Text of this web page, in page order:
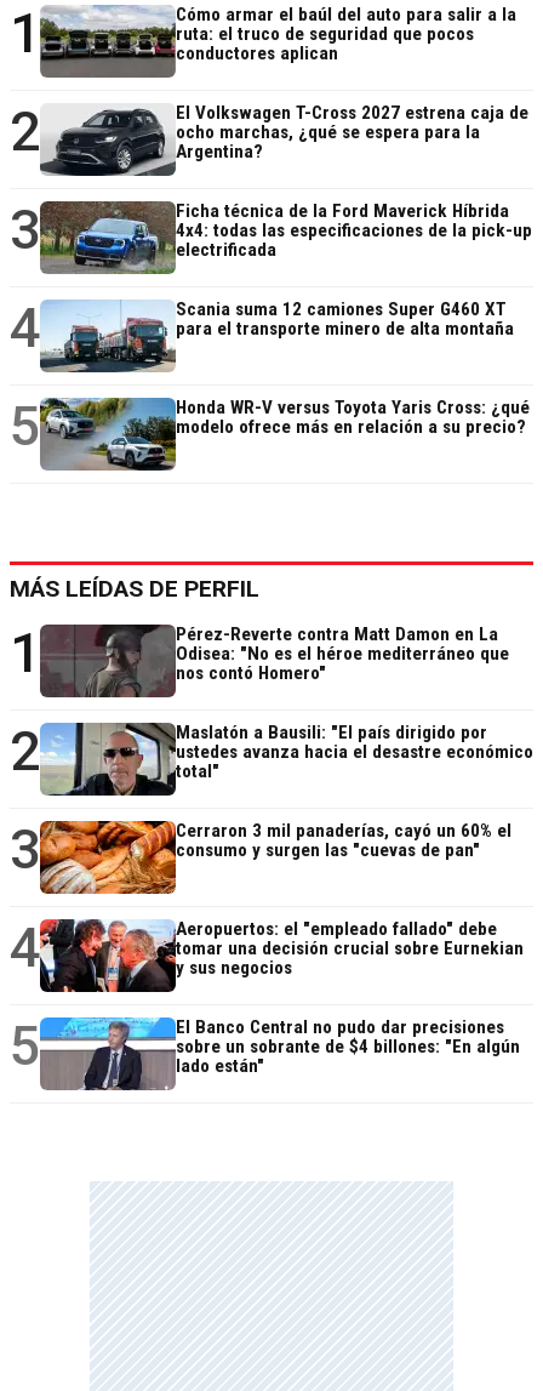
1
Cómo armar el baúl del auto para salir a la
ruta: el truco de seguridad que pocos
conductores aplican
2
El Volkswagen T-Cross 2027 estrena caja de
ocho marchas, ¿qué se espera para la
Argentina?
3
Ficha técnica de la Ford Maverick Híbrida
4x4: todas las especificaciones de la pick-up
electrificada
4
Scania suma 12 camiones Super G460 XT
para el transporte minero de alta montaña
5
Honda WR-V versus Toyota Yaris Cross: ¿qué
modelo ofrece más en relación a su precio?
MÁS LEÍDAS DE PERFIL
1
Pérez-Reverte contra Matt Damon en La
Odisea: "No es el héroe mediterráneo que
nos contó Homero"
2
Maslatón a Bausili: "El país dirigido por
ustedes avanza hacia el desastre económico
total"
3
Cerraron 3 mil panaderías, cayó un 60% el
consumo y surgen las "cuevas de pan"
4
Aeropuertos: el "empleado fallado" debe
tomar una decisión crucial sobre Eurnekian
y sus negocios
5
El Banco Central no pudo dar precisiones
sobre un sobrante de $4 billones: "En algún
lado están"